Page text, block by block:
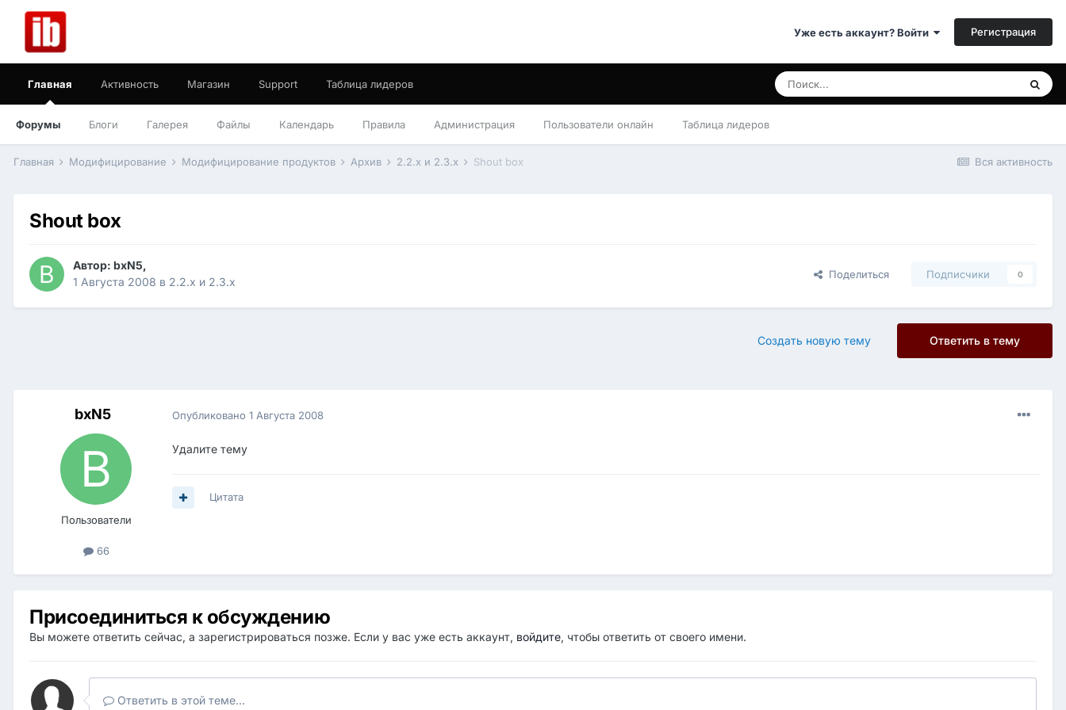
Уже есть аккаунт? Войти Регистрация
Главная
Форумы Блоги Галерея Файлы Календарь Правила Администрация Пользователи онлайн Таблица лидеров
Активность Магазин Support Таблица лидеров
Вся активность
Главная Модифицирование Модифицирование продуктов Архив 2.2.x и 2.3.x Shout box
Shout box
Автор: bxN5,
1 Августа 2008 в 2.2.x и 2.3.x
Поделиться Подписчики 0
Ответить в тему
Создать новую тему
bxN5
Пользователи
66
Опубликовано 1 Августа 2008
Удалите тему
Цитата
Присоединиться к обсуждению
Вы можете ответить сейчас, а зарегистрироваться позже. Если у вас уже есть аккаунт, войдите, чтобы ответить от своего имени.
Ответить в этой теме...